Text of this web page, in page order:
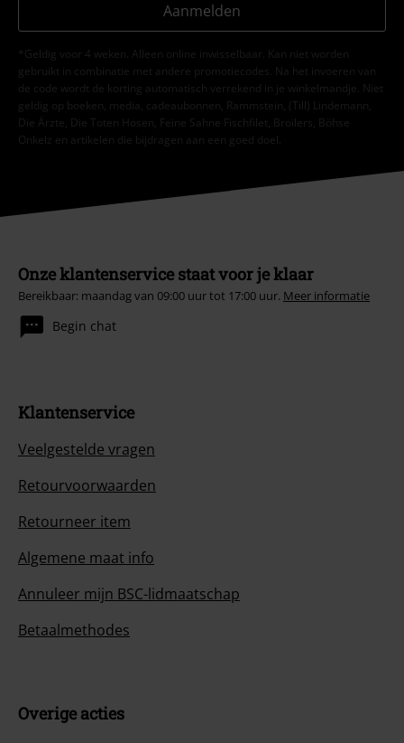
Aanmelden
*Geldig voor 4 weken. Alleen online inwisselbaar. Kan niet worden
gebruikt in combinatie met andere promotiecodes. Na het invoeren van
de code wordt de korting automatisch verrekend in je winkelmandje. Niet
geldig op boeken, media, cadeaubonnen, Rammstein, (Till) Lindemann,
Die Ärzte, Die Toten Hosen, Feine Sahne Fischfilet, Broilers, Böhse
Onkelz en artikelen die bijdragen aan een goed doel.
Onze klantenservice staat voor je klaar
Bereikbaar: maandag van 09:00 uur tot 17:00 uur. Meer informatie
Begin chat
Klantenservice
Veelgestelde vragen
Retourvoorwaarden
Retourneer item
Algemene maat info
Annuleer mijn BSC-lidmaatschap
Betaalmethodes
Overige acties